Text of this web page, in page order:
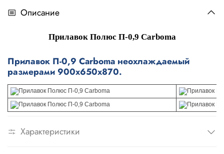
Описание
Прилавок Полюс П-0,9 Carboma
Прилавок П-0,9 Carboma неохлаждаемый
размерами 900x650x870.
Характеристики